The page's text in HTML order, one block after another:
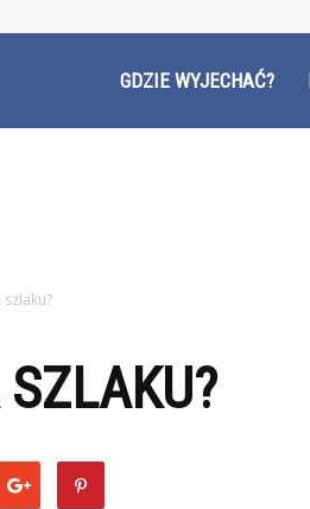
GDZIE WYJECHAĆ?
szlaku?